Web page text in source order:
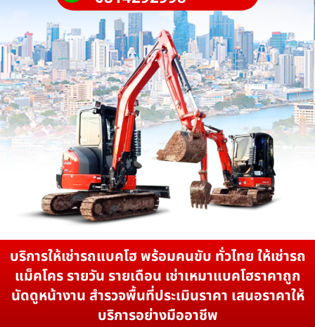
บริการให้เช่ารถแบคโฮ พร้อมคนขับ ทั่วไทย ให้เช่ารถ
แม็คโคร รายวัน รายเดือน เช่าเหมาแบคโฮราคาถูก
นัดดูหน้างาน สำรวจพื้นที่ประเมินราคา เสนอราคาให้
บริการอย่างมืออาชีพ